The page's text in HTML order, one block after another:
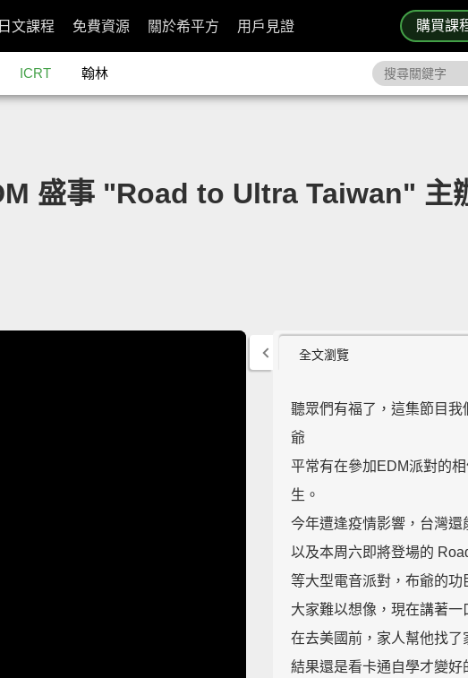
購買課
日文課程 免費資源 關於希平方 用戶見證
ICRT 翰林
盛事 "Road to Ultra Taiwan" 主
全文瀏覽
聽眾們有福了，這集節目
爺
平常有在參加EDM派對的
生。
今年遭逢疫情影響，台灣還
以及本周六即將登場的
等大型電音派對，布爺的功
大家難以想像，現在講著一
在去美國前，家人幫他找
結果還是看卡通自學才變好